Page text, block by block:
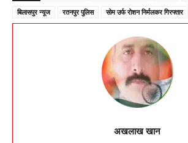
बिलासपुर न्यूज
रतनपुर पुलिस सोम उर्फ रोशन निर्मलकर गिरफ्तार
अखलाख खान